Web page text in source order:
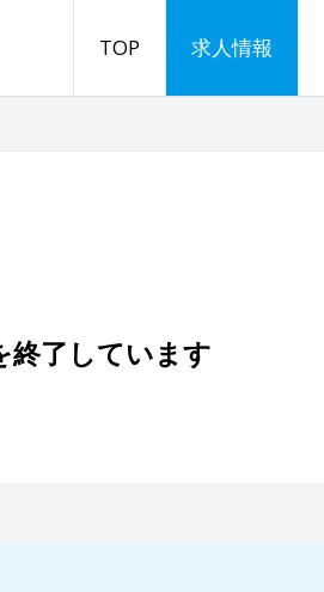
TOP 求人情報
終了しています